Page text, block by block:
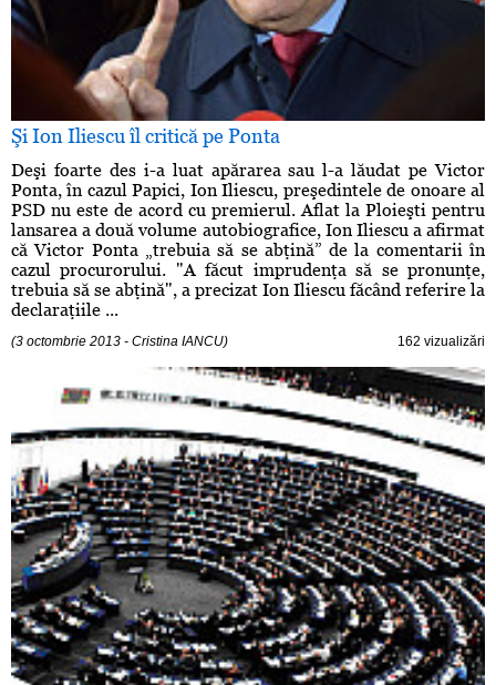
Şi Ion Iliescu îl critică pe Ponta
Deşi foarte des i-a luat apărarea sau l-a lăudat pe Victor
Ponta, în cazul Papici, Ion Iliescu, preşedintele de onoare al
PSD nu este de acord cu premierul. Aflat la Ploieşti pentru
lansarea a două volume autobiografice, Ion Iliescu a afirmat
că Victor Ponta „trebuia să se abţină” de la comentarii în
cazul procurorului. "A făcut imprudenţa să se pronunţe,
trebuia să se abţină", a precizat Ion Iliescu făcând referire la
declaraţiile ...
(3 octombrie 2013 - Cristina IANCU) 162 vizualizări